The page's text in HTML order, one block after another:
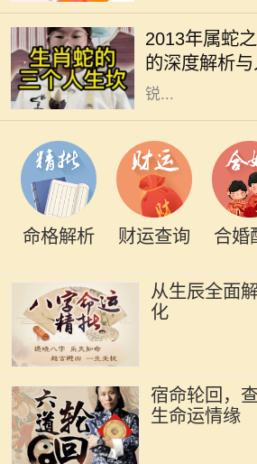
2013年属蛇
的深度解析
个出生年份的
格息息相关的一
年，属蛇的人往
锐...
命格解析 财运查询 合婚
从生辰全面
化
宿命轮回，
生命运情缘